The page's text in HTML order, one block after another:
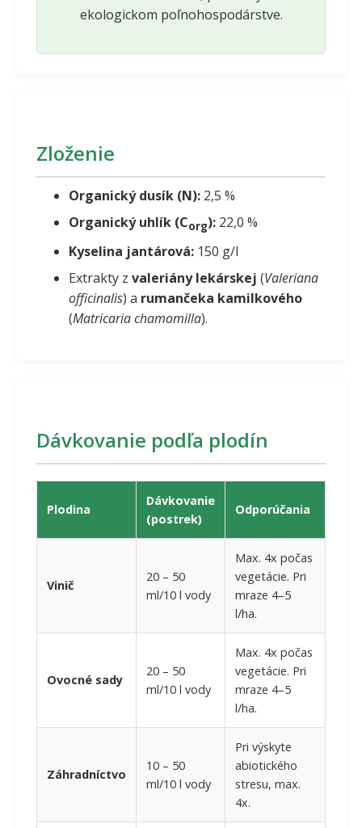
ekologickom poľnohospodárstve.
Zloženie
Organický dusík (N): 2,5 %
Organický uhlík (Corg): 22,0 %
Kyselina jantárová: 150 g/l
Extrakty z valeriány lekárskej (Valeriana
officinalis) a rumančeka kamilkového
(Matricaria chamomilla).
Dávkovanie podľa plodín
Plodina
Dávkovanie
(postrek)
Odporúčania
Vinič
20 – 50
ml/10 l vody
Max. 4x počas
vegetácie. Pri
mraze 4–5
l/ha.
Ovocné sady
20 – 50
ml/10 l vody
Max. 4x počas
vegetácie. Pri
mraze 4–5
l/ha.
Záhradníctvo
10 – 50
ml/10 l vody
Pri výskyte
abiotického
stresu, max.
4x.